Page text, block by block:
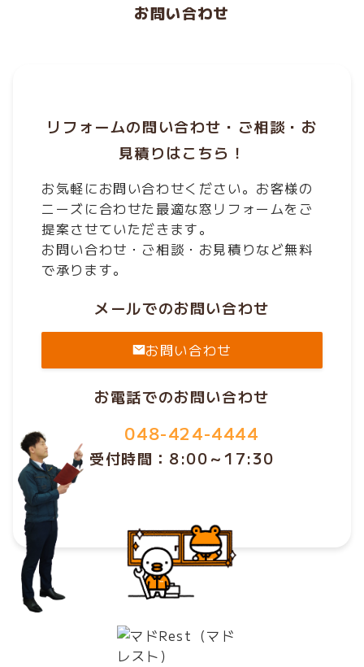
お問い合わせ
リフォームの問い合わせ・ご相談・お
見積りはこちら！
お気軽にお問い合わせください。お客様の
ニーズに合わせた最適な窓リフォームをご
提案させていただきます。
お問い合わせ・ご相談・お見積りなど無料
で承ります。
メールでのお問い合わせ
お問い合わせ
お電話でのお問い合わせ
048-424-4444
受付時間：8:00～17:30